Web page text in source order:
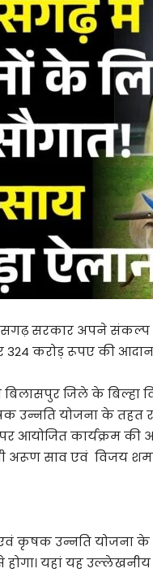
सरकार अपने
324 करोड़ रूपए की
बिलासपुर जिले के
योजना के तहत
आयोजित कार्यक्रम की
अरूण साव एवं विजय
कृषक उन्नति योजना के
होगा। यहां यह